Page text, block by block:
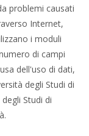
problemi causati
Internet,
i moduli
di campi
dell'uso di dati,
degli Studi di
Studi di